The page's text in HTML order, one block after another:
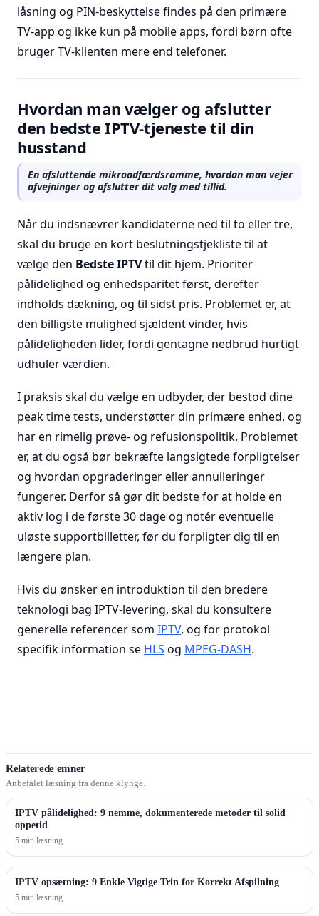
låsning og PIN-beskyttelse findes på den primære
TV-app og ikke kun på mobile apps, fordi børn ofte
bruger TV-klienten mere end telefoner.
Hvordan man vælger og afslutter
den bedste IPTV-tjeneste til din
husstand
En afsluttende mikroadfærdsramme, hvordan man vejer
afvejninger og afslutter dit valg med tillid.
Når du indsnævrer kandidaterne ned til to eller tre,
skal du bruge en kort beslutningstjekliste til at
vælge den Bedste IPTVtil dit hjem. Prioriter
pålidelighed og enhedsparitet først, derefter
indholds dækning, og til sidst pris. Problemet er, at
den billigste mulighed sjældent vinder, hvis
pålideligheden lider, fordi gentagne nedbrud hurtigt
udhuler værdien.
I praksis skal du vælge en udbyder, der bestod dine
peak time tests, understøtter din primære enhed, og
har en rimelig prøve- og refusionspolitik. Problemet
er, at du også bør bekræfte langsigtede forpligtelser
og hvordan opgraderinger eller annulleringer
fungerer. Derfor så gør dit bedste for at holde en
aktiv log i de første 30 dage og notér eventuelle
uløste supportbilletter, før du forpligter dig til en
længere plan.
Hvis du ønsker en introduktion til den bredere
teknologi bag IPTV-levering, skal du konsultere
generelle referencer som IPTV, og for protokol
specifik information se HLS og MPEG-DASH.
Relaterede emner
Anbefalet læsning fra denne klynge.
IPTV pålidelighed: 9 nemme, dokumenterede metoder til solid
oppetid
5 min læsning
IPTV opsætning: 9 Enkle Vigtige Trin for Korrekt Afspilning
5 min læsning